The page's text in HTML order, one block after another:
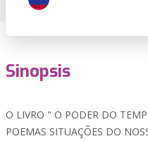
Sinopsis
O LIVRO " O PODER DO
POEMAS SITUAÇÕES DO